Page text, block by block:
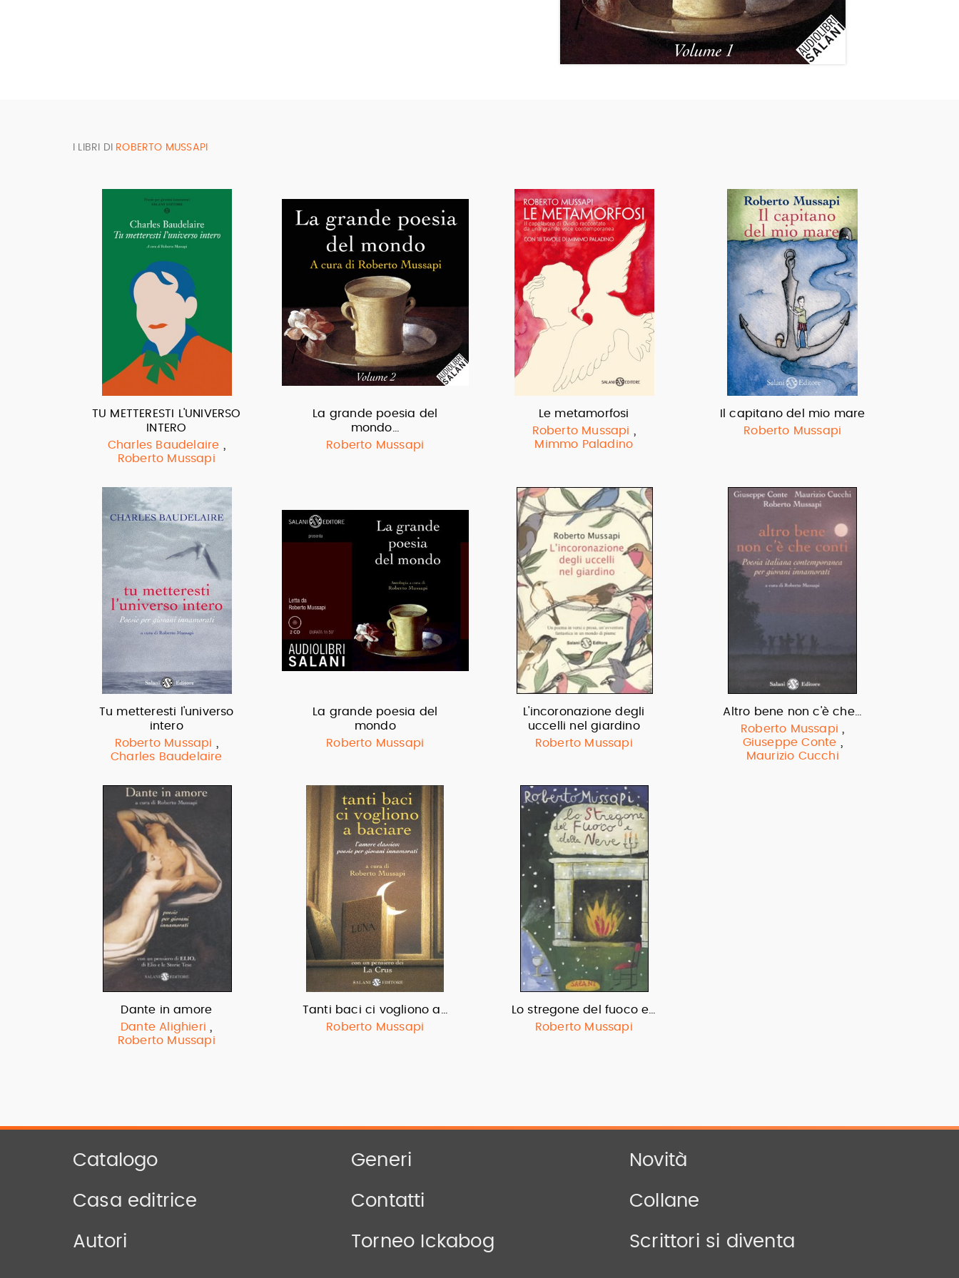
I LIBRI DI ROBERTO MUSSAPI
TU METTERESTI L'UNIVERSO
INTERO
Charles Baudelaire ,
Roberto Mussapi
La grande poesia del
mondo…
Roberto Mussapi
Le metamorfosi
Roberto Mussapi ,
Mimmo Paladino
Il capitano del mio mare
Roberto Mussapi
Tu metteresti l'universo
intero
Roberto Mussapi ,
Charles Baudelaire
La grande poesia del
mondo
Roberto Mussapi
L'incoronazione degli
uccelli nel giardino
Roberto Mussapi
Altro bene non c'è che…
Roberto Mussapi ,
Giuseppe Conte ,
Maurizio Cucchi
Dante in amore
Dante Alighieri ,
Roberto Mussapi
Tanti baci ci vogliono a…
Roberto Mussapi
Lo stregone del fuoco e…
Roberto Mussapi
Catalogo Generi Novità
Casa editrice Contatti Collane
Autori Torneo Ickabog Scrittori si diventa